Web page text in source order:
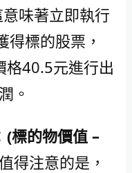
味著立即執行
標的股票，
格40.5元進行出
。
(標的物價值 –
得注意的是，